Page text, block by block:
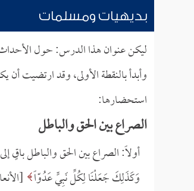
بديهيات ومسلمات
ليكن عنوان هذا الدرس: حول الأحداث
وأبدأ بالنقطة الأولى، وقد ارتضيت
استحضارها:
الصراع بين الحق والباطل
أولاً: الصراع بين الحق والباطل
وَكَذَلِكَ جَعَلْنَا لِكُلِّ نَبِيٍّ عَدُوّاً